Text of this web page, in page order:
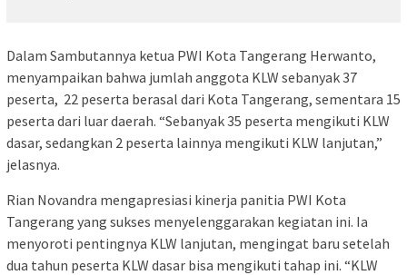
Dalam Sambutannya ketua PWI Kota Tangerang Herwanto,
menyampaikan bahwa jumlah anggota KLW sebanyak 37
peserta, 22 peserta berasal dari Kota Tangerang, sementara 15
peserta dari luar daerah. “Sebanyak 35 peserta mengikuti KLW
dasar, sedangkan 2 peserta lainnya mengikuti KLW lanjutan,”
jelasnya.
Rian Novandra mengapresiasi kinerja panitia PWI Kota
Tangerang yang sukses menyelenggarakan kegiatan ini. Ia
menyoroti pentingnya KLW lanjutan, mengingat baru setelah
dua tahun peserta KLW dasar bisa mengikuti tahap ini. “KLW